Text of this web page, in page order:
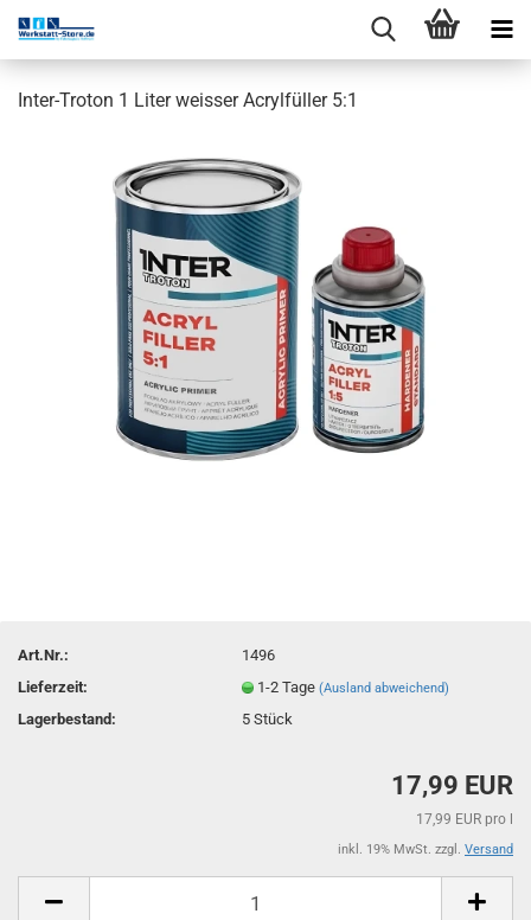
Inter-Troton 1 Liter weisser Acrylfüller 5:1
Art.Nr.:
1496
Lieferzeit:
1-2 Tage(Ausland abweichend)
Lagerbestand: 5Stück
17,99 EUR
17,99 EUR pro l
inkl. 19% MwSt. zzgl. Versand